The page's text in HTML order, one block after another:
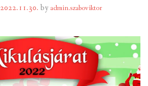
2022.11.30.by admin.szaboviktor